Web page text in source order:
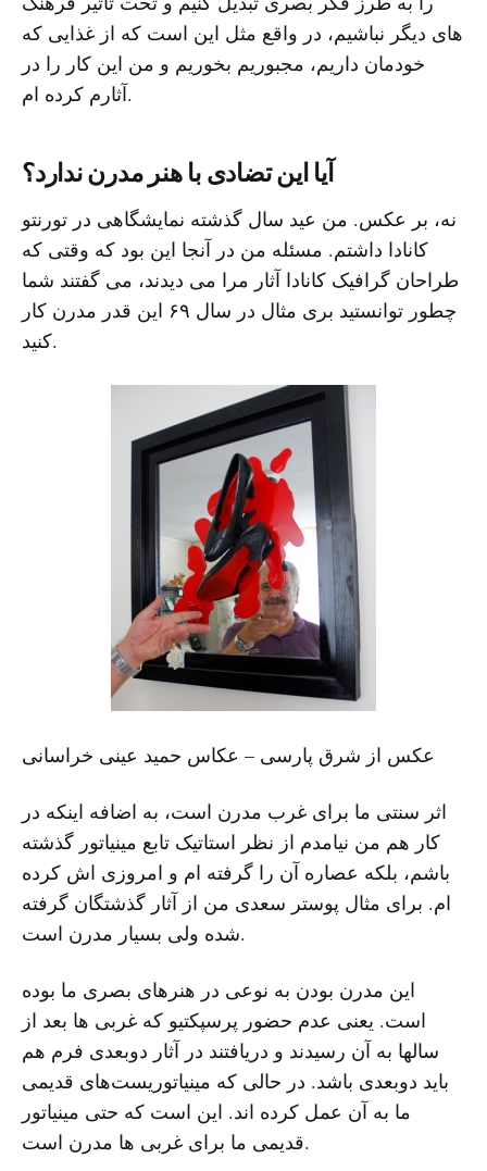
های دیگر نباشیم، در واقع مثل این است که از غذایی که
خودمان داریم، مجبوریم بخوریم و من این کار را در
آثارم کرده ام.
آیا این تضادی با هنر مدرن ندارد؟
نه، بر عکس. من عید سال گذشته نمایشگاهی در تورنتو
کانادا داشتم. مسئله من در آنجا این بود که وقتی که
طراحان گرافیک کانادا آثار مرا می دیدند، می گفتند شما
چطور توانستید بری مثال در سال ۶۹ این قدر مدرن کار
کنید.
عکس از شرق پارسی – عکاس حمید عینی خراسانی
اثر سنتی ما برای غرب مدرن است، به اضافه اینکه در
کار هم من نیامدم از نظر استاتیک تابع مینیاتور گذشته
باشم، بلکه عصاره آن را گرفته ام و امروزی اش کرده
ام. برای مثال پوستر سعدی من از آثار گذشتگان گرفته
شده ولی بسیار مدرن است.
این مدرن بودن به نوعی در هنرهای بصری ما بوده
است. یعنی عدم حضور پرسپکتیو که غربی ها بعد از
سالها به آن رسیدند و دریافتند در آثار دوبعدی فرم هم
باید دوبعدی باشد. در حالی که مینیاتوریست‌های قدیمی
ما به آن عمل کرده اند. این است که حتی مینیاتور
قدیمی ما برای غربی ها مدرن است.